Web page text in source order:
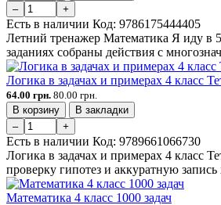
–
+
Есть в наличии Код: 9786175444405
Летний тренажер Математика Я иду в
заданиях собраны действия с
Логика в задачах и примерах 4 класс
64.00 грн. 80.00 грн.
В корзину
В закладки
–
+
Есть в наличии Код: 9789661066730
Логика в задачах и примерах 4 класс
проверку гипотез и аккуратную
Математика 4 класс 1000 задач